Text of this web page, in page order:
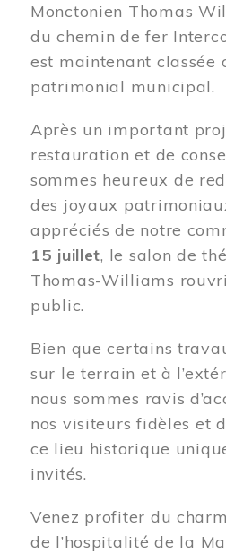
Monctonien Thomas
du chemin de fer
est maintenant classée
patrimonial municipal.
Après un important
restauration et de
sommes heureux de
des joyaux
appréciés de notre
15 juillet, le salon de
Thomas-Williams
public.
Bien que certains
sur le terrain et à
nous sommes ravis
nos visiteurs fidèles et
ce lieu historique
invités.
Venez profiter du
de l’hospitalité de la